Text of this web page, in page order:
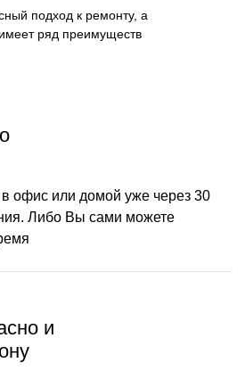
подход к ремонту, а
ряд преимуществ
офис или домой уже через 30
Либо Вы сами можете
и